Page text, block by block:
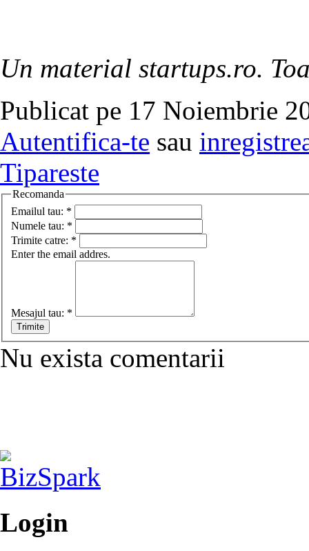
Un material startups.ro.
Publicat pe 17 Noiembrie
Autentifica-te sau
Tipareste
Recomanda
Emailul tau: *
Numele tau: *
Trimite catre: *
Enter the email addres.
Mesajul tau: *
Nu exista comentarii
Login